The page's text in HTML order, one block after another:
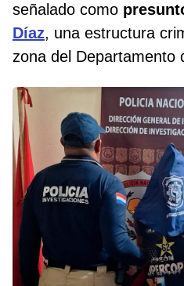
señalado como
Díaz, una estructura
zona del Departamento